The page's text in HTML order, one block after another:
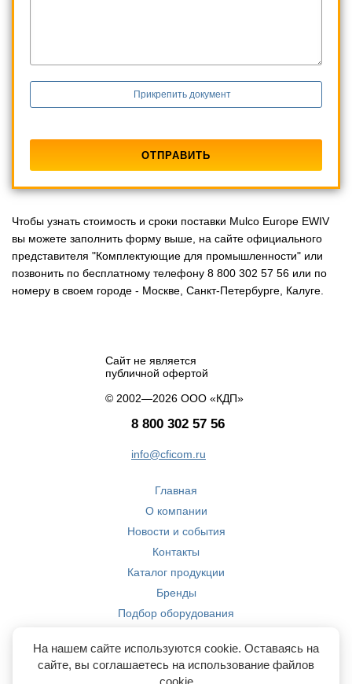
Прикрепить документ
Чтобы узнать стоимость и сроки поставки Mulco Europe EWIV
вы можете заполнить форму выше, на сайте официального
представителя "Комплектующие для промышленности" или
позвонить по бесплатному телефону 8 800 302 57 56 или по
номеру в своем городе - Москве, Санкт-Петербурге, Калуге.
Сайт не является
публичной офертой
© 2002—2026 ООО «КДП»
8 800 302 57 56
info@cficom.ru
Главная
О компании
Новости и события
Контакты
Каталог продукции
Бренды
Подбор оборудования
Компетенции
На нашем сайте используются cookie. Оставаясь на
сайте, вы соглашаетесь на использование файлов
cookie